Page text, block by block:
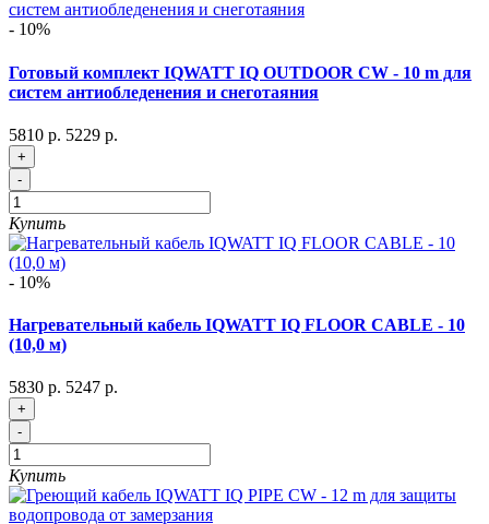
- 10%
Готовый комплект IQWATT IQ OUTDOOR CW - 10 m для
систем антиобледенения и снеготаяния
5810 р. 5229 р.
+
-
Купить
- 10%
Нагревательный кабель IQWATT IQ FLOOR CABLE - 10
(10,0 м)
5830 р. 5247 р.
+
-
Купить